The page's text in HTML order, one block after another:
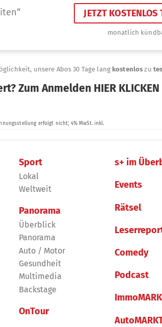
Sport
Lokal
Weltweit
Panorama
Überblick
Panorama
Auto / Motor
Gesundheit
Multimedia
Backstage
OnTour
s+ im
Events
Rätsel
Comedy
Podcast